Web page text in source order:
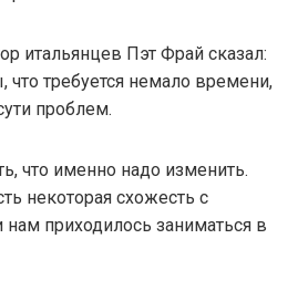
итальянцев Пэт Фрай сказал:
требуется немало времени,
проблем.
что именно надо изменить.
некоторая схожесть с
приходилось заниматься в